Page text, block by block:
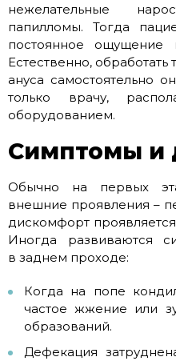
нежелательные
папилломы. Тогда
постоянное ощущение
Естественно,
ануса самостоятельно
только врачу,
оборудованием.
Симптомы и
Обычно на первых
внешние проявления –
дискомфорт
Иногда развиваются
в заднем проходе:
Когда на попе
частое жжение или
образований.
Дефекация